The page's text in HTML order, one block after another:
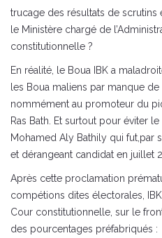
trucage des résultats de
le Ministère chargé de
constitutionnelle ?
En réalité, le Boua IBK a
les Boua maliens par manque
nommément au promoteur du
Ras Bath. Et surtout pour éviter
Mohamed Aly Bathily qui fut,par
et dérangeant candidat en juillet
Après cette proclamation
compétions dites électorales, IBK
Cour constitutionnelle, sur le
des pourcentages préfabriqués :